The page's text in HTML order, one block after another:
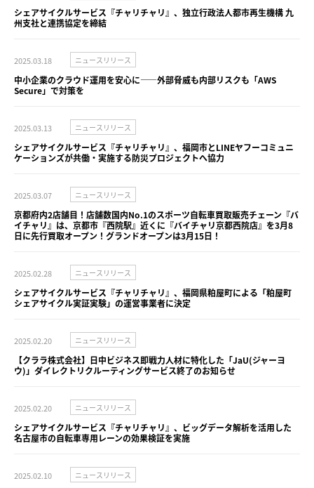
シェアサイクルサービス『チャリチャリ』、独立行政法人都市再生機構 九
州支社と連携協定を締結
2025.03.18 ニュースリリース
中小企業のクラウド運用を安心に――外部脅威も内部リスクも「AWS
Secure」で対策を
2025.03.13 ニュースリリース
シェアサイクルサービス『チャリチャリ』、福岡市とLINEヤフーコミュニ
ケーションズが共働・実施する防災プロジェクトへ協力
2025.03.07 ニュースリリース
京都府内2店舗目！店舗数国内No.1のスポーツ自転車買取販売チェーン『バ
イチャリ』は、京都市『西院駅』近くに『バイチャリ京都西院店』を3月8
日に先行買取オープン！グランドオープンは3月15日！
2025.02.28 ニュースリリース
シェアサイクルサービス『チャリチャリ』、福岡県粕屋町による「粕屋町
シェアサイクル実証実験」の運営事業者に決定
2025.02.20 ニュースリリース
【クララ株式会社】日中ビジネス即戦力人材に特化した「JaU(ジャーヨ
ウ)」ダイレクトリクルーティングサービス終了のお知らせ
2025.02.20 ニュースリリース
シェアサイクルサービス『チャリチャリ』、ビッグデータ解析を活用した
名古屋市の自転車専用レーンの効果検証を実施
2025.02.10 ニュースリリース